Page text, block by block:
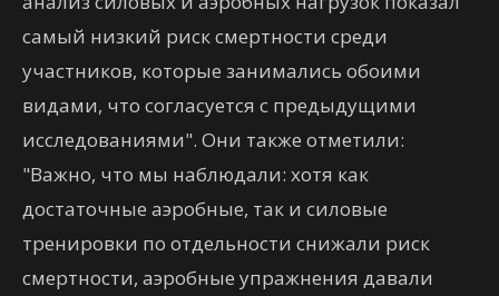
самый низкий риск смертности среди
участников, которые занимались обоими
видами, что согласуется с предыдущими
исследованиями". Они также отметили:
"Важно, что мы наблюдали: хотя как
достаточные аэробные, так и силовые
тренировки по отдельности снижали риск
смертности, аэробные упражнения давали